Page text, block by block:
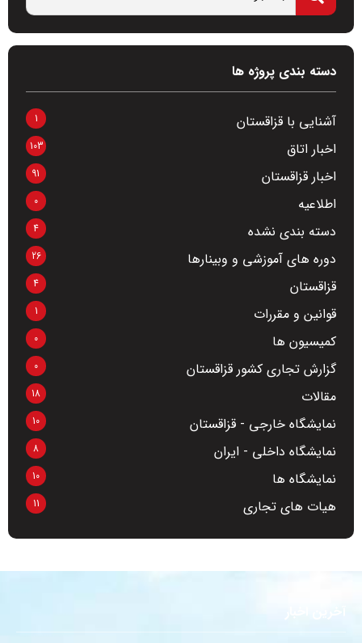
دسته بندی پروژه ها
آشنایی با قزاقستان 1
اخبار اتاق 103
اخبار قزاقستان 91
اطلاعیه 0
دسته بندی نشده 4
دوره های آموزشی و وبینارها 26
قزاقستان 4
قوانین و مقررات 1
کمیسیون ها 0
گزارش تجاری کشور قزاقستان 0
مقالات 18
نمایشگاه خارجی - قزاقستان 10
نمایشگاه داخلی - ایران 8
نمایشگاه ها 10
هیات های تجاری 11